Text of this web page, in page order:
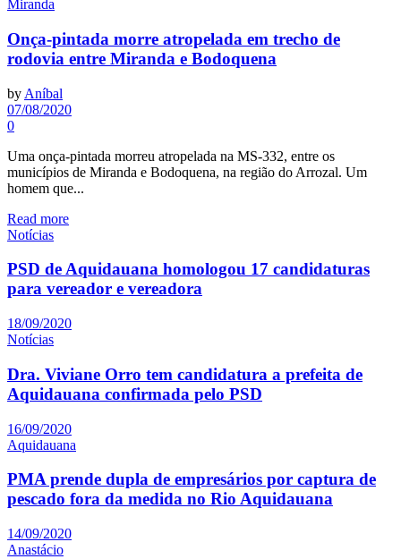
Miranda
Onça-pintada morre atropelada em trecho de
rodovia entre Miranda e Bodoquena
by Aníbal
07/08/2020
0
Uma onça-pintada morreu atropelada na MS-332, entre os
municípios de Miranda e Bodoquena, na região do Arrozal. Um
homem que...
Read more
Notícias
PSD de Aquidauana homologou 17 candidaturas
para vereador e vereadora
18/09/2020
Notícias
Dra. Viviane Orro tem candidatura a prefeita de
Aquidauana confirmada pelo PSD
16/09/2020
Aquidauana
PMA prende dupla de empresários por captura de
pescado fora da medida no Rio Aquidauana
14/09/2020
Anastácio